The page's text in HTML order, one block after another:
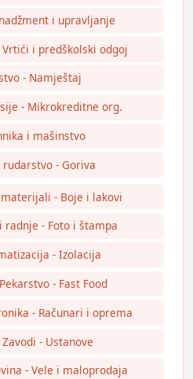
i upravljanje
i predškolski odgoj
- Namještaj
- Mikrokreditne org.
i mašinstvo
- Goriva
- Boje i lakovi
radnje - Foto i štampa
- Izolacija
- Fast Food
- Računari i oprema
- Ustanove
- Vele i maloprodaja